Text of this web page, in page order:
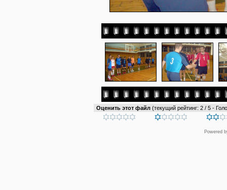
Оценить этот файл (текущий рейтинг: 2 / 5 -
Powered